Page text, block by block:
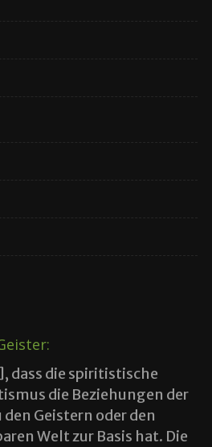
dass die spiritistische
die Beziehungen der
Geistern oder den
Welt zur Basis hat. Die